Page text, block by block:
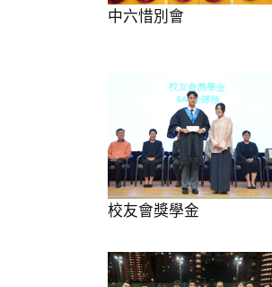
中六惜別會
校友會獎學金